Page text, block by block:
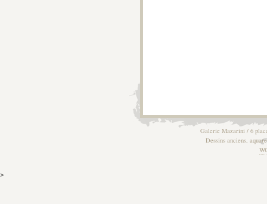
Galerie Mazarini / 6
Dessins anciens,
>